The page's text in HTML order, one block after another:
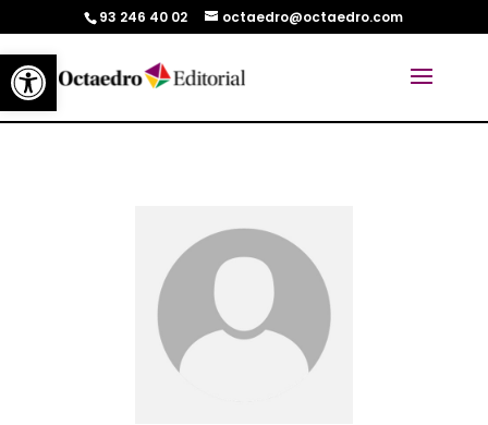
Abrir barra de herramientas
93 246 40 02 octaedro@octaedro.com